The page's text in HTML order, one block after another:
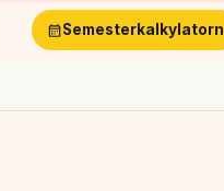
Semesterkalkylatorn